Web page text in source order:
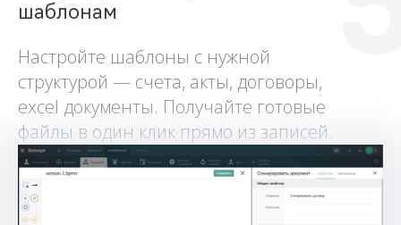
шаблонам
Настройте шаблоны с нужной
структурой — счета, акты, договоры,
excel документы. Получайте готовые
файлы в один клик прямо из записей.